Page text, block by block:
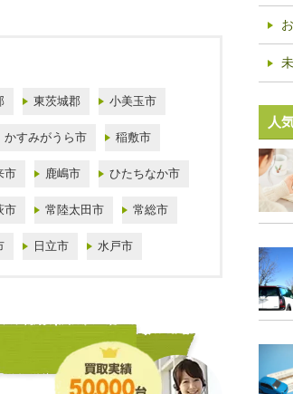
東茨城郡 小美玉市
かすみがうら市 稲敷市
市 鹿嶋市 ひたちなか市
市 常陸太田市 常総市
日立市 水戸市
人